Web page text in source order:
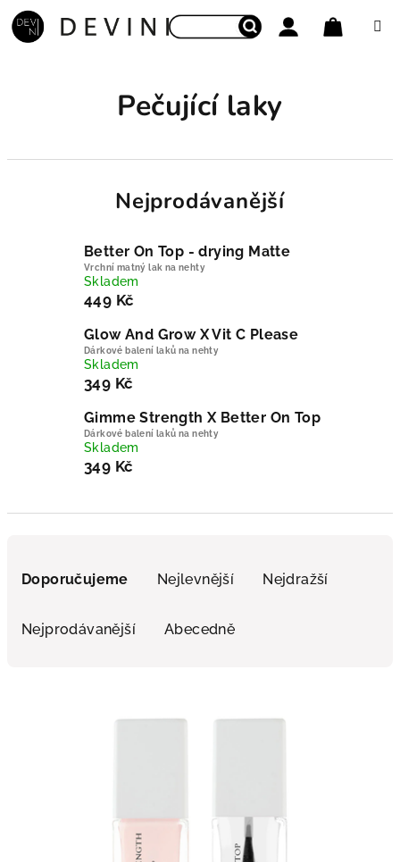
Přejít na obsah
Pečující laky
Nejprodávanější
Better On Top - drying Matte
Vrchní matný lak na nehty
Skladem
449 Kč
Glow And Grow X Vit C Please
Dárkové balení laků na nehty
Skladem
349 Kč
Gimme Strength X Better On Top
Dárkové balení laků na nehty
Skladem
349 Kč
Doporučujeme Nejlevnější Nejdražší
Nejprodávanější Abecedně